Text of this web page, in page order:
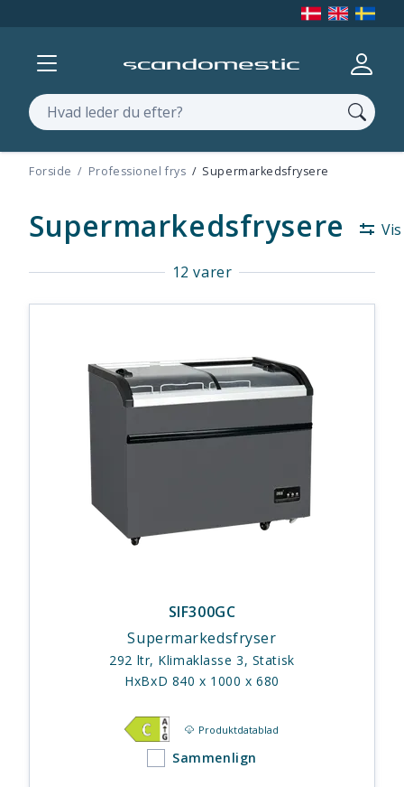
Vis menu
Søg
Forside Professionel frys Supermarkedsfrysere
Supermarkedsfrysere
12 varer
SIF300GC
Supermarkedsfryser
292 ltr, Klimaklasse 3, Statisk
HxBxD 840 x 1000 x 680
Produktdatablad
Sammenlign